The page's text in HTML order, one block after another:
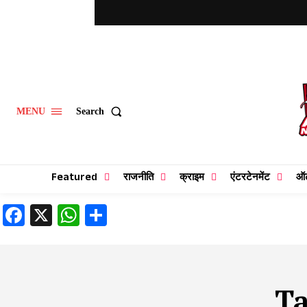
MENU Search
Featured राजनीति क्राइम एंटरटेनमेंट
Facebook
X WhatsApp